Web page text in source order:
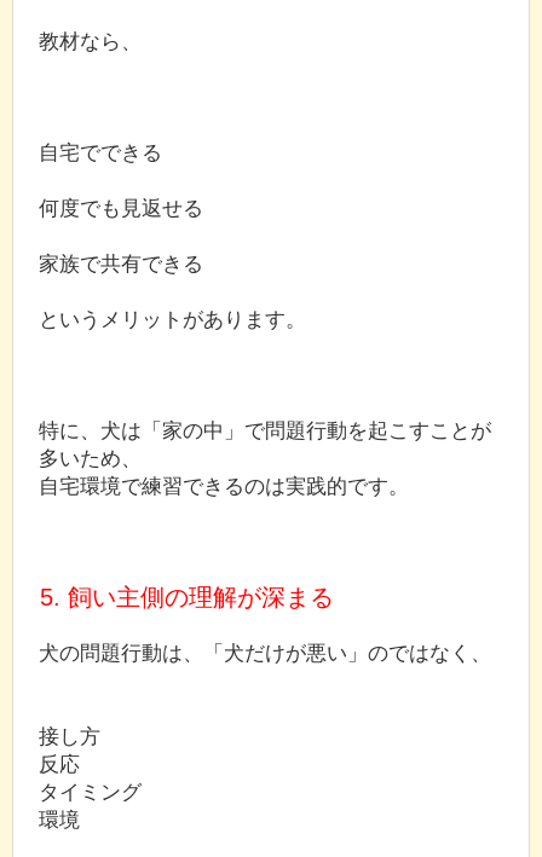
教材なら、
自宅でできる
何度でも見返せる
家族で共有できる
というメリットがあります。
特に、犬は「家の中」で問題行動を起こすことが
多いため、
自宅環境で練習できるのは実践的です。
5. 飼い主側の理解が深まる
犬の問題行動は、「犬だけが悪い」のではなく、
接し方
反応
タイミング
環境